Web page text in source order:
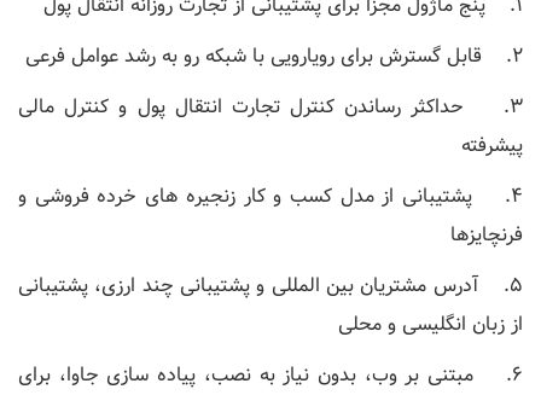
2. قابل گسترش برای رویارویی با شبکه رو به رشد عوامل فرعی
3. حداکثر رساندن کنترل تجارت انتقال پول و کنترل مالی
پیشرفته
4. پشتیبانی از مدل کسب و کار زنجیره های خرده فروشی و
فرنچایزها
5. آدرس مشتریان بین المللی و پشتیبانی چند ارزی، پشتیبانی
از زبان انگلیسی و محلی
6. مبتنی بر وب، بدون نیاز به نصب، پیاده سازی جاوا، برای